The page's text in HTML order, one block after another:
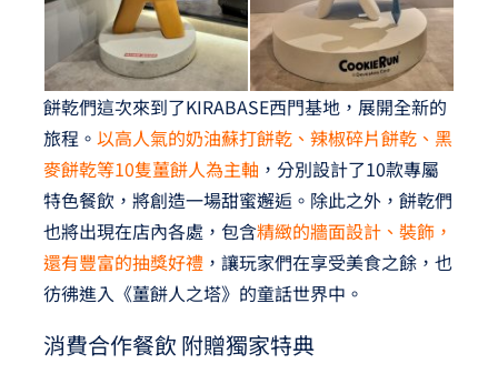
餅乾們這次來到了KIRABASE西門基地，展開全新的
旅程。 以高人氣的奶油蘇打餅乾、辣椒碎片餅乾、黑
麥餅乾等10隻薑餅人為主軸 ，分別設計了10款專屬
特色餐飲，將創造一場甜蜜邂逅。除此之外，餅乾們
也將出現在店內各處，包含精緻的牆面設計、裝飾，
還有豐富的抽獎好禮，讓玩家們在享受美食之餘，也
彷彿進入《薑餅人之塔》的童話世界中。
消費合作餐飲 附贈獨家特典